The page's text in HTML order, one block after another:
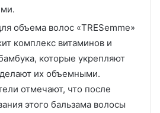
объема волос «TRESemme»
комплекс витаминов и
которые укрепляют
их объемными.
отмечают, что после
этого бальзама волосы